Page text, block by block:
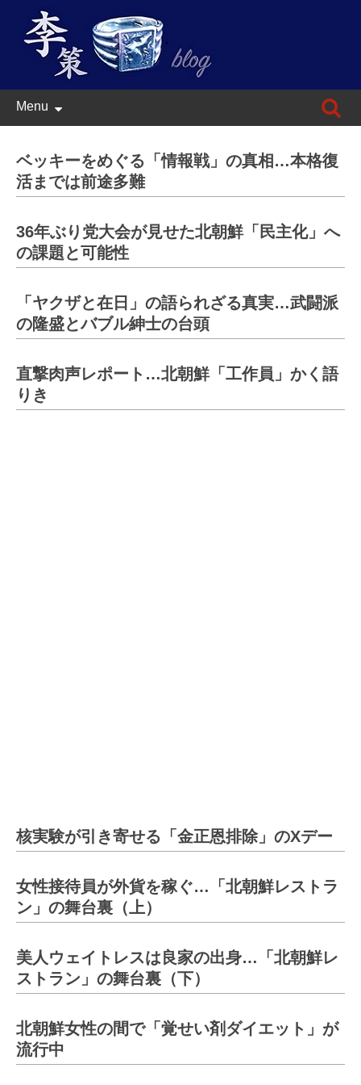
Menu
検
索:
ベッキーをめぐる「情報戦」の真相…本格復
活までは前途多難
36年ぶり党大会が見せた北朝鮮「民主化」へ
の課題と可能性
「ヤクザと在日」の語られざる真実…武闘派
の隆盛とバブル紳士の台頭
直撃肉声レポート…北朝鮮「工作員」かく語
りき
核実験が引き寄せる「金正恩排除」のXデー
女性接待員が外貨を稼ぐ…「北朝鮮レストラ
ン」の舞台裏（上）
美人ウェイトレスは良家の出身…「北朝鮮レ
ストラン」の舞台裏（下）
北朝鮮女性の間で「覚せい剤ダイエット」が
流行中